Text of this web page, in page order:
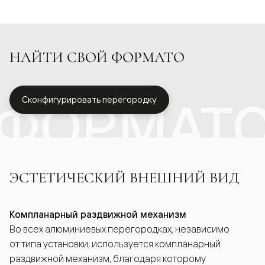
НАЙТИ СВОЙ ФОРМАТО
Сконфигурировать перегородку
ЭСТЕТИЧЕСКИЙ ВНЕШНИЙ ВИД
Компланарный раздвижной механизм
Во всех алюминиевых перегородках, независимо
от типа установки, используется компланарный
раздвижной механизм, благодаря которому